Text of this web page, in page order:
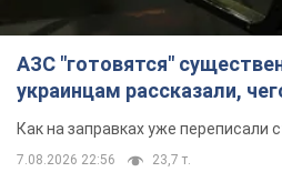
АЗС "готовятся"
украинцам рассказали,
Как на заправках уже переписали
7.08.2026 22:56 23,7 т.